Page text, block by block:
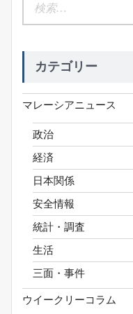
カテゴリー
マレーシアニュース
政治
経済
日本関係
安全情報
統計・調査
生活
三面・事件
ウイークリーコラム